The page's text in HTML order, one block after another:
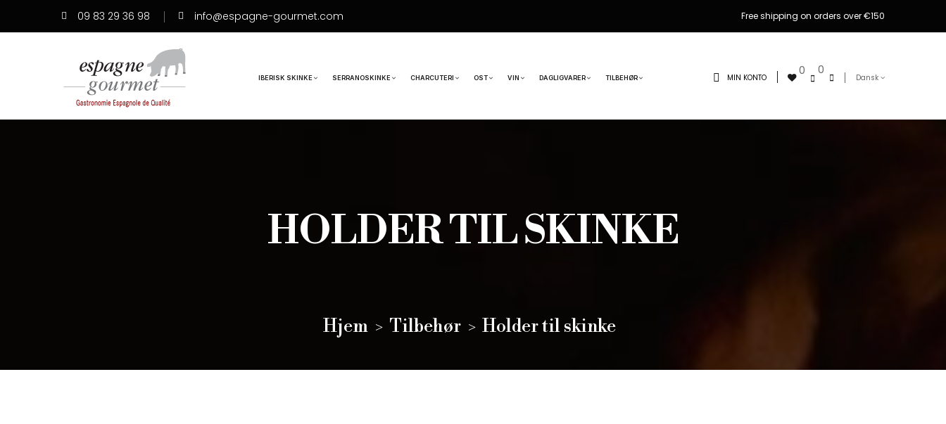
09 83 29 36 98 info@espagne-gourmet.com Free shipping on orders over €150
IBERISK SKINKE SERRANOSKINKE CHARCUTERI OST VIN DAGLIGVARER TILBEHØR Dansk
0
0
MIN KONTO
HOLDER TIL SKINKE
Hjem Tilbehør Holder til skinke